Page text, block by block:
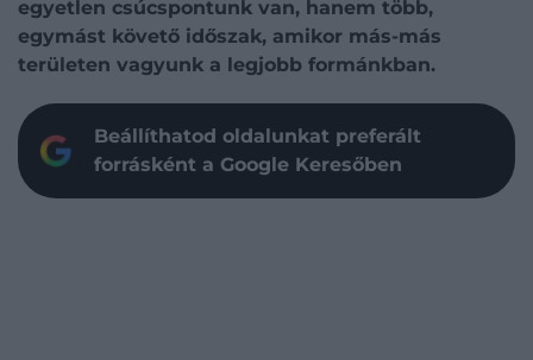
egyetlen csúcspontunk van, hanem több,
egymást követő időszak, amikor más-más
területen vagyunk a legjobb formánkban.
Beállíthatod oldalunkat preferált
forrásként a Google Keresőben